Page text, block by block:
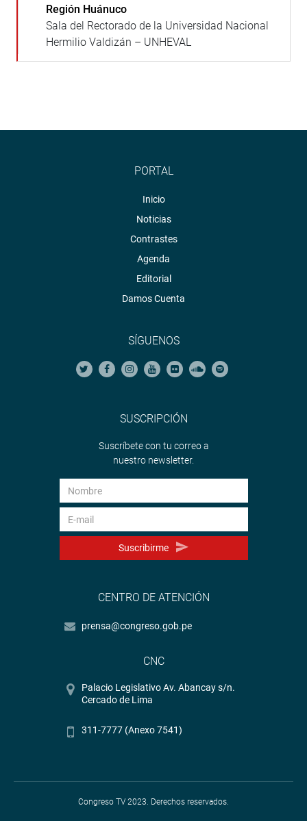
Región Huánuco
Sala del Rectorado de la Universidad Nacional
Hermilio Valdizán – UNHEVAL
PORTAL
Inicio
Noticias
Contrastes
Agenda
Editorial
Damos Cuenta
SÍGUENOS
SUSCRIPCIÓN
Suscríbete con tu correo a
nuestro newsletter.
Suscribirme
CENTRO DE ATENCIÓN
prensa@congreso.gob.pe
CNC
Palacio Legislativo Av. Abancay s/n.
Cercado de Lima
311-7777 (Anexo 7541)
Congreso TV 2023. Derechos reservados.